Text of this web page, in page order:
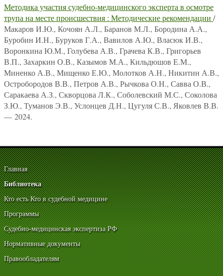
Методика участия судебно-медицинского эксперта в осмотре
трупа на месте происшествия : Методические рекомендации /
Макаров И.Ю., Кочоян А.Л., Баранов М.Л., Бородина А.А.,
Буробин И.Н., Буруков Г.А., Вавилов А.Ю., Власюк И.В.,
Воронкина Ю.М., Голубева А.В., Грачева К.В., Григорьев
В.П., Захаркин О.В., Казымов М.А., Кильдюшов Е.М.,
Миненко А.В., Мищенко Е.Ю., Молотков А.Н., Никитин А.В.,
Остробородов В.В., Петров А.В., Рычкова О.Н., Савва О.В.,
Саракаева А.З., Скворцова Л.К., Соболевский М.С., Соколова
З.Ю., Туманов Э.В., Услонцев Д.Н., Цугуля С.В., Яковлев В.В.
— 2024.
Главная
Библиотека
Кто есть Кто в судебной медицине
Программы
Судебно-медицинская экспертиза РФ
Нормативные документы
Правообладателям